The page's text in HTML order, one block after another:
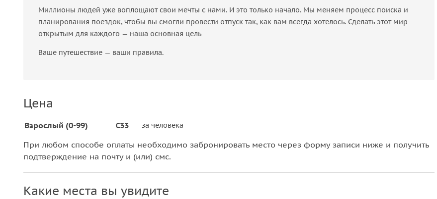
Миллионы людей уже воплощают свои мечты с нами. И это только начало. Мы меняем процесс поиска и
планирования поездок, чтобы вы смогли провести отпуск так, как вам всегда хотелось. Сделать этот мир
открытым для каждого — наша основная цель
Ваше путешествие — ваши правила.
Цена
Взрослый (0-99) €33 за человека
При любом способе оплаты необходимо забронировать место через форму записи ниже и получить
подтверждение на почту и (или) смс.
Какие места вы увидите